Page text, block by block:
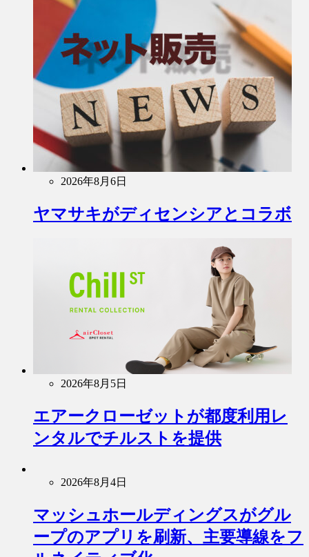
2026年8月6日
ヤマサキがディセンシアとコラボ
2026年8月5日
エアークローゼットが都度利用レ
ンタルでチルストを提供
2026年8月4日
マッシュホールディングスがグル
ープのアプリを刷新、主要導線をフ